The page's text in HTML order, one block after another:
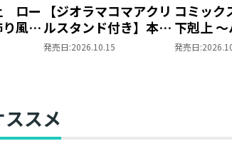
ロー
風ブ
【ジオラマコマアクリ
ルスタンド付き】本好
きの下剋上 ～ハンネ
ス）
発売日:2026.10.15
コミック
下剋上
レの貴族
発売日:
スメ